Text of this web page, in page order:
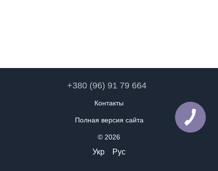
+380 (96) 91 79 664
Контакты
Полная версия сайта
© 2026
Укр Рус